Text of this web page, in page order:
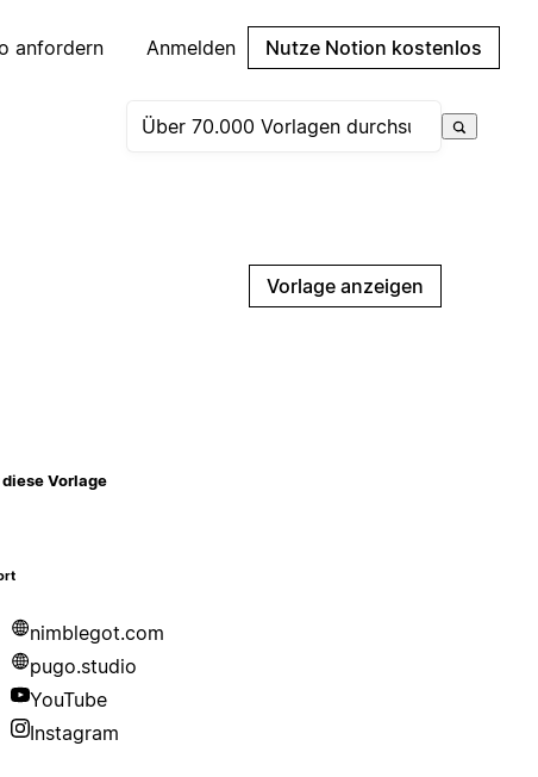
anfordern Anmelden Nutze Notion kostenlos
Vorlage anzeigen
diese Vorlage
nimblegot.com
pugo.studio
YouTube
Instagram